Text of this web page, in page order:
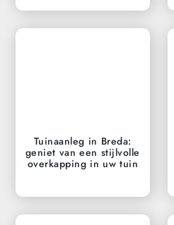
Tuinaanleg in Breda:
geniet van een stijlvolle
overkapping in uw tuin